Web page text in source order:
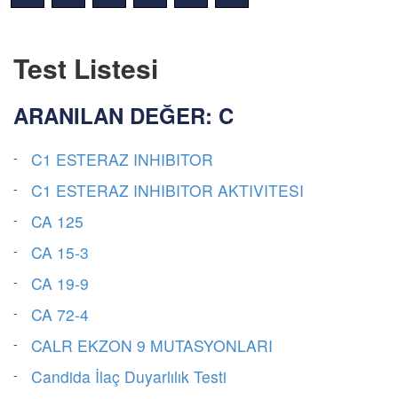
Test Listesi
ARANILAN DEĞER: C
C1 ESTERAZ INHIBITOR
C1 ESTERAZ INHIBITOR AKTIVITESI
CA 125
CA 15-3
CA 19-9
CA 72-4
CALR EKZON 9 MUTASYONLARI
Candida İlaç Duyarlılık Testi